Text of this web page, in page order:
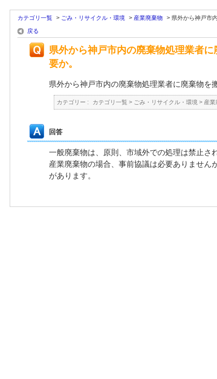
カテゴリ一覧 > ごみ・リサイクル・環境 > 産業廃棄物 > 県外から神戸市
戻る
県外から神戸市内の廃棄物処理業者
要か。
県外から神戸市内の廃棄物処理業者に廃棄物
カテゴリー : カテゴリ一覧 > ごみ・リサイクル・環境 > 産業
回答
一般廃棄物は、原則、市域外での処理は禁止さ
産業廃棄物の場合、事前協議は必要ありませ
があります。